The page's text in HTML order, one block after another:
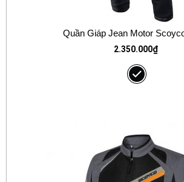
Quần Giáp Jean Motor
2.350.000₫